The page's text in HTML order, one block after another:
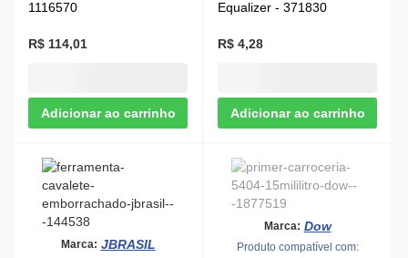
1116570
R$ 114,01
Equalizer - 371830
R$ 4,28
Marca: JBRASIL
Marca: Dow
Produto compatível com: